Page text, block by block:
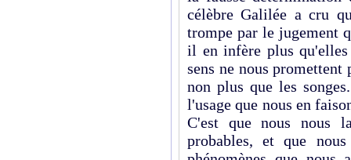
célèbre Galilée a cru
trompe par le jugement
il en infère plus qu'elles
sens ne nous promettent
non plus que les
l'usage que nous en
C'est que nous nous
probables, et que